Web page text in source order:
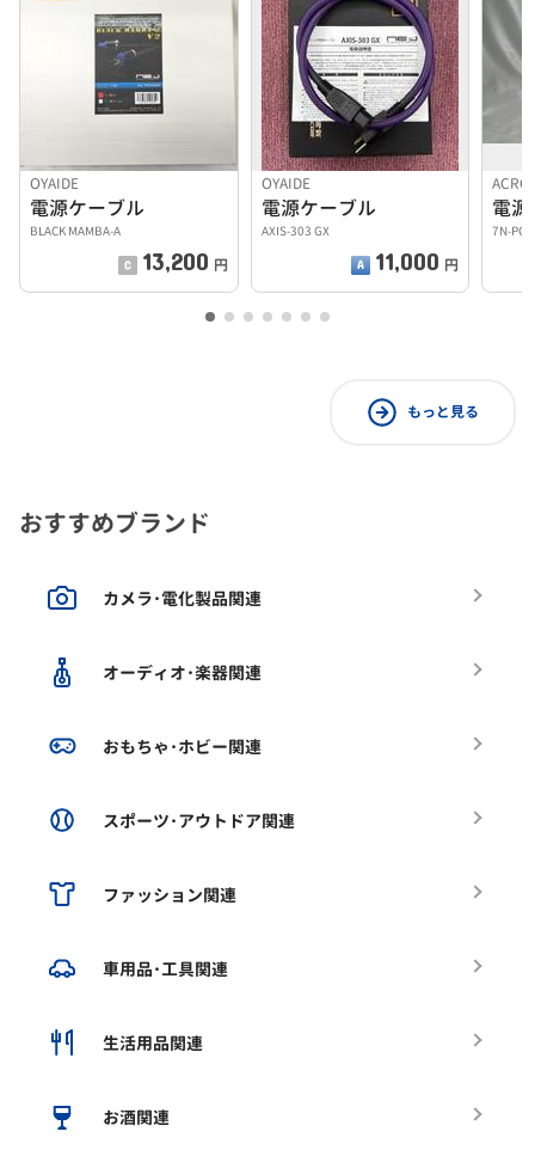
OYAIDE
電源ケーブル
BLACK MAMBA-A
13,200 円
OYAIDE
電源ケーブル
AXIS-303 GX
11,000 円
電
7N-
もっと見る
おすすめブランド
カメラ･電化製品関連
オーディオ･楽器関連
おもちゃ･ホビー関連
スポーツ･アウトドア関連
ファッション関連
車用品･工具関連
生活用品関連
お酒関連